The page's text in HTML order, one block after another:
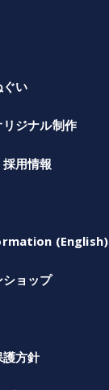
ぐい
ジナル制作
用情報
(English)
ョップ
方針